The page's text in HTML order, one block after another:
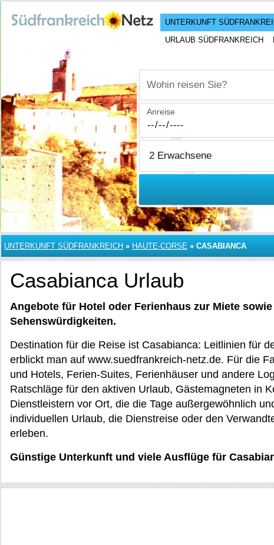
UNTERKUNFT
URLAUB SÜDFRANKREICH
Wohin reisen Sie?
Anreise
UNTERKUNFT SÜDFRANKREICH » HAUTE-CORSE » CASABIANCA
Casabianca Urlaub
Angebote für Hotel oder Ferienhaus zur Miete
Sehenswürdigkeiten.
Destination für die Reise ist Casabianca: Leitlinien für
erblickt man auf www.suedfrankreich-netz.de. Für die
und Hotels, Ferien-Suites, Ferienhäuser und andere
Ratschläge für den aktiven Urlaub, Gästemagneten in
Dienstleistern vor Ort, die die Tage außergewöhnlich
individuellen Urlaub, die Dienstreise oder den
erleben.
Günstige Unterkunft und viele Ausflüge für